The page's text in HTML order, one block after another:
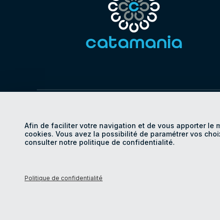
Afin de faciliter votre navigation et de vous apporter le
cookies. Vous avez la possibilité de paramétrer vos
consulter notre politique de confidentialité.
Politique de confidentialité
CertificationsPolitique